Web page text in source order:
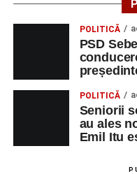
apelului la
Duminică, 23
cea de-a III-a
de Sebeș”
Primul concert
2026 a adus
POLITICĂ
PSD
POLITICĂ
Seniorii
au ales
Emil Itu